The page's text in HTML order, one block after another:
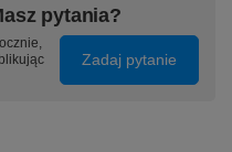
pytania?
Zadaj pytanie